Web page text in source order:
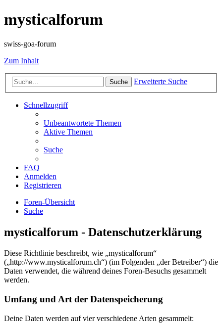
mysticalforum
swiss-goa-forum
Zum Inhalt
Suche Erweiterte Suche
Schnellzugriff
Unbeantwortete Themen
Aktive Themen
Suche
FAQ
Anmelden
Registrieren
Foren-Übersicht
Suche
mysticalforum - Datenschutzerklärung
Diese Richtlinie beschreibt, wie „mysticalforum“
(„http://www.mysticalforum.ch“) (im Folgenden „der Betreiber“) die
Daten verwendet, die während deines Foren-Besuchs gesammelt
werden.
Umfang und Art der Datenspeicherung
Deine Daten werden auf vier verschiedene Arten gesammelt: